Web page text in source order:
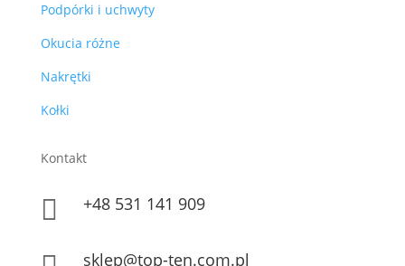
Podpórki i uchwyty
Okucia różne
Nakrętki
Kołki
Kontakt
 +48 531 141 909
sklep@top-ten.com.pl